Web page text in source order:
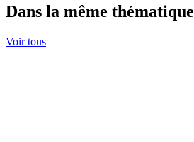
Dans la même thématique
Voir tous